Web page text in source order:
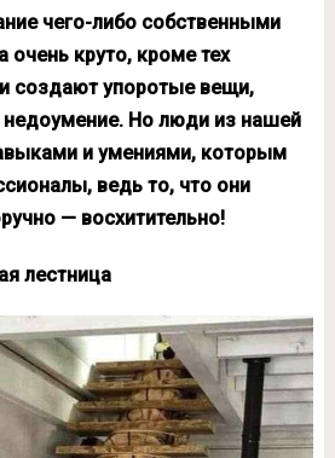
чего-либо собственными
очень круто, кроме тех
создают упоротые вещи,
Но люди из нашей
и умениями, которым
ведь то, что они
— восхитительно!
лестница